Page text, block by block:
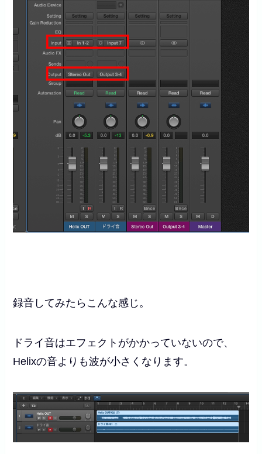
録音してみたらこんな感じ。
ドライ音はエフェクトがかかっていないので、
Helixの音よりも波が小さくなります。